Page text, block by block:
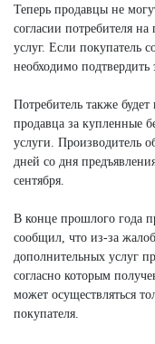
Теперь продавцы не
согласии потребителя
услуг. Если покупатель
необходимо
Потребитель также будет
продавца за купленные
услуги. Производитель
дней со дня
сентября.
В конце прошлого года
сообщил, что из-за
дополнительных услуг
согласно которым
может осуществляться
покупателя.